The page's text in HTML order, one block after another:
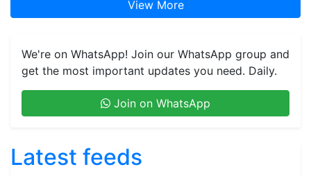
View More
We're on WhatsApp! Join our WhatsApp group and
get the most important updates you need. Daily.
Join on WhatsApp
Latest feeds